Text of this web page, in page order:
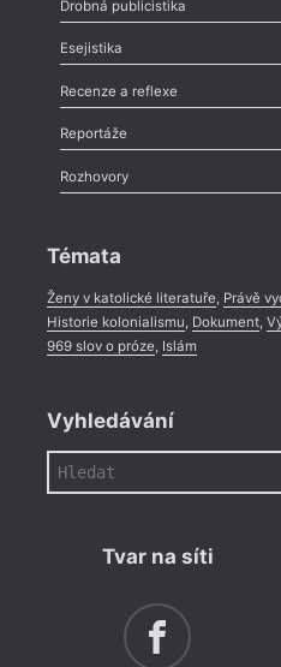
Drobná publicistika
Odlesk
Nekrolog,Glosa,Sloupek,
Esejistika
Esej , Pádlo,Úvaha
Recenze a reflexe
Recenze
Méně slov o próze,Celá rubrika
Reportáže
Literární zítřky
Celá rubrika
Rozhovory
Témata
Ženy v katolické literatuře Právě
Historie kolonialismu Dokument,
969 slov o próze Islám
Vyhledávání
Tvar na síti